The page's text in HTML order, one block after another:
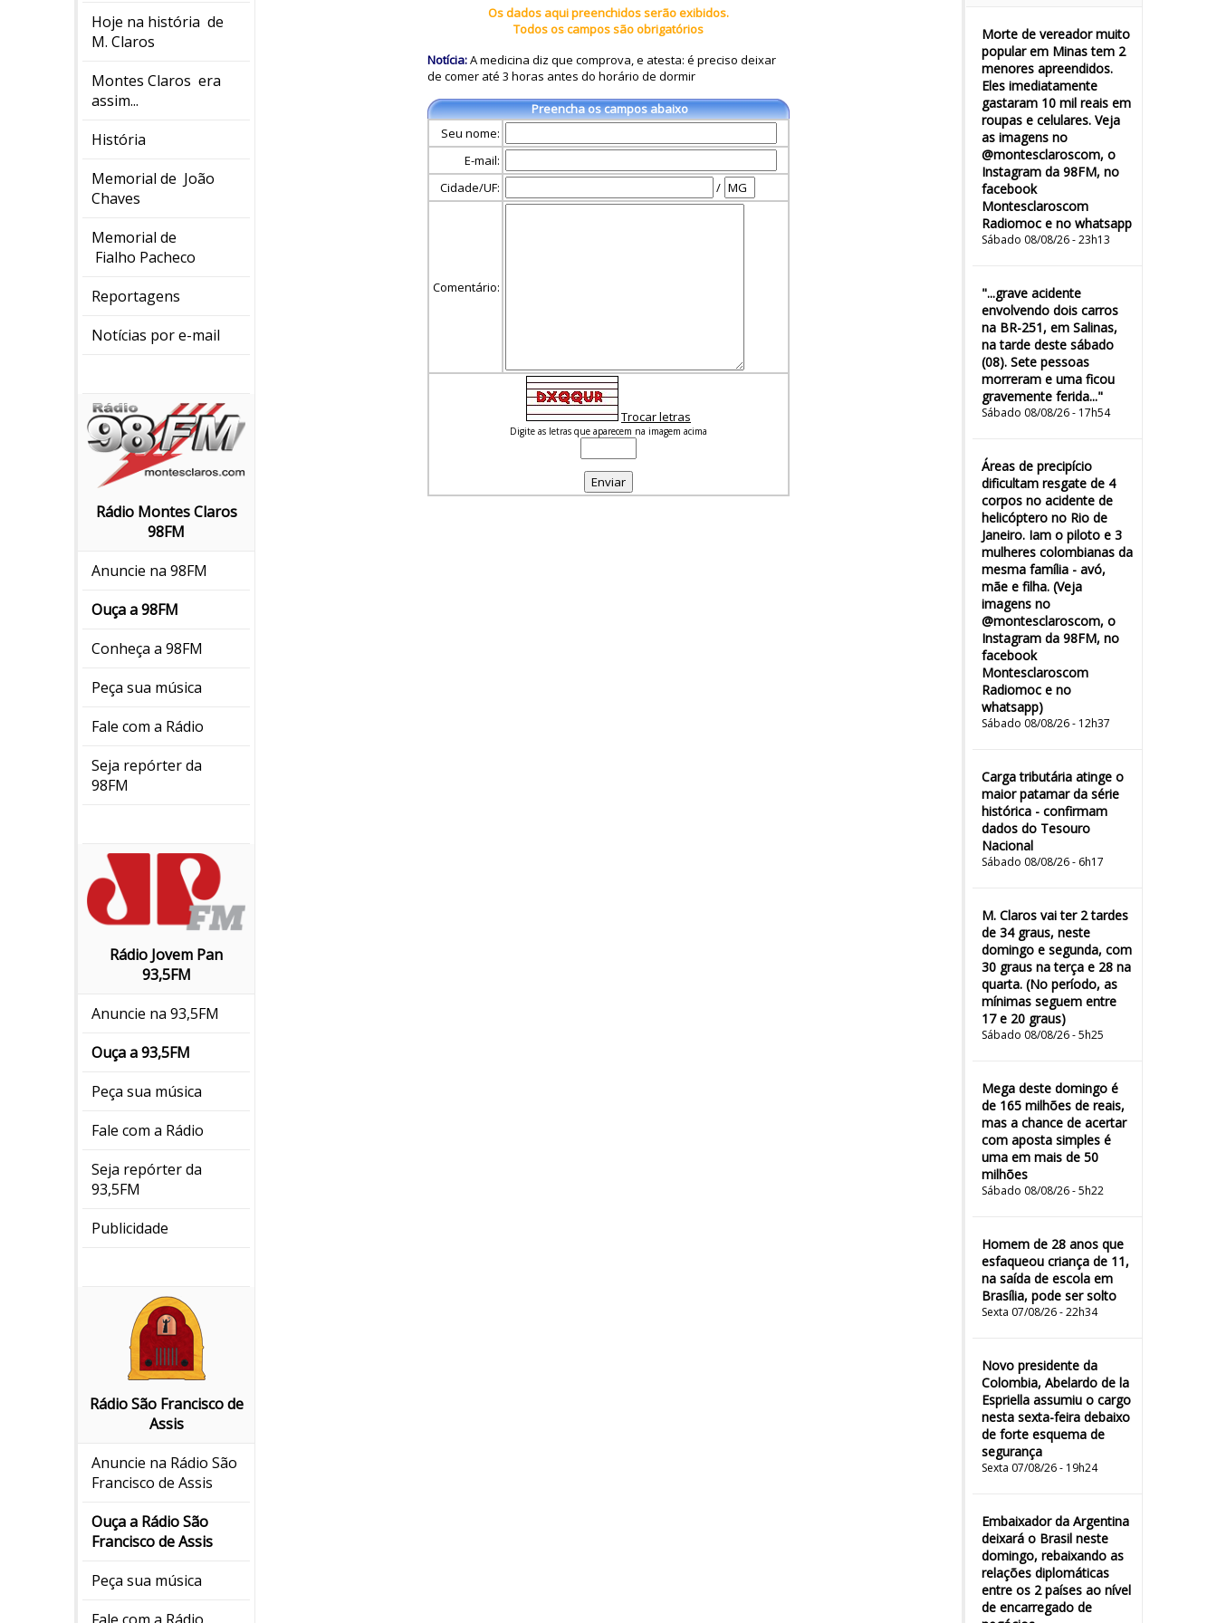
Hoje na história de
M. Claros
Montes Claros era
assim...
História
Memorial de João
Chaves
Memorial de
Fialho Pacheco
Reportagens
Notícias por e-mail
Rádio Montes Claros
98FM
Anuncie na 98FM
Ouça a 98FM
Conheça a 98FM
Peça sua música
Fale com a Rádio
Seja repórter da
98FM
Rádio Jovem Pan
93,5FM
Anuncie na 93,5FM
Ouça a 93,5FM
Peça sua música
Fale com a Rádio
Seja repórter da
93,5FM
Publicidade
Rádio São Francisco de
Assis
Anuncie na Rádio São
Francisco de Assis
Ouça a Rádio São
Francisco de Assis
Peça sua música
Morte de vereador muito
popular em Minas tem 2
menores apreendidos.
Eles imediatamente
gastaram 10 mil reais em
roupas e celulares. Veja
as imagens no
@montesclaroscom, o
Instagram da 98FM, no
facebook
Montesclaroscom
Radiomoc e no whatsapp
Sábado 08/08/26 - 23h13
"...grave acidente
envolvendo dois carros
na BR-251, em Salinas,
na tarde deste sábado
(08). Sete pessoas
morreram e uma ficou
gravemente ferida..."
Sábado 08/08/26 - 17h54
Áreas de precipício
dificultam resgate de 4
corpos no acidente de
helicóptero no Rio de
Janeiro. Iam o piloto e 3
mulheres colombianas da
mesma família - avó,
mãe e filha. (Veja
imagens no
@montesclaroscom, o
Instagram da 98FM, no
facebook
Montesclaroscom
Radiomoc e no
whatsapp)
Sábado 08/08/26 - 12h37
Carga tributária atinge o
maior patamar da série
histórica - confirmam
dados do Tesouro
Nacional
Sábado 08/08/26 - 6h17
M. Claros vai ter 2 tardes
de 34 graus, neste
domingo e segunda, com
30 graus na terça e 28 na
quarta. (No período, as
mínimas seguem entre
17 e 20 graus)
Sábado 08/08/26 - 5h25
Mega deste domingo é
de 165 milhões de reais,
mas a chance de acertar
com aposta simples é
uma em mais de 50
milhões
Sábado 08/08/26 - 5h22
Homem de 28 anos que
esfaqueou criança de 11,
na saída de escola em
Brasília, pode ser solto
Sexta 07/08/26 - 22h34
Novo presidente da
Colombia, Abelardo de la
Espriella assumiu o cargo
nesta sexta-feira debaixo
de forte esquema de
segurança
Sexta 07/08/26 - 19h24
Embaixador da Argentina
deixará o Brasil neste
domingo, rebaixando as
relações diplomáticas
entre os 2 países ao nível
de encarregado de
Os dados aqui preenchidos serão exibidos.
Todos os campos são obrigatórios
Notícia:A medicina diz que comprova, e atesta: é preciso deixar
de comer até 3 horas antes do horário de dormir
Preencha os campos abaixo
Seu nome:
E-mail:
Cidade/UF:
/
Comentário:
Trocar letras
Digite as letras que aparecem na imagem acima